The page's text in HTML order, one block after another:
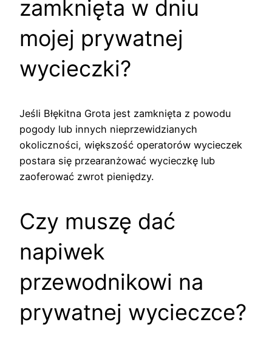
zamknięta w dniu
mojej prywatnej
wycieczki?
Jeśli Błękitna Grota jest zamknięta z powodu
pogody lub innych nieprzewidzianych
okoliczności, większość operatorów wycieczek
postara się przearanżować wycieczkę lub
zaoferować zwrot pieniędzy.
Czy muszę dać
napiwek
przewodnikowi na
prywatnej wycieczce?